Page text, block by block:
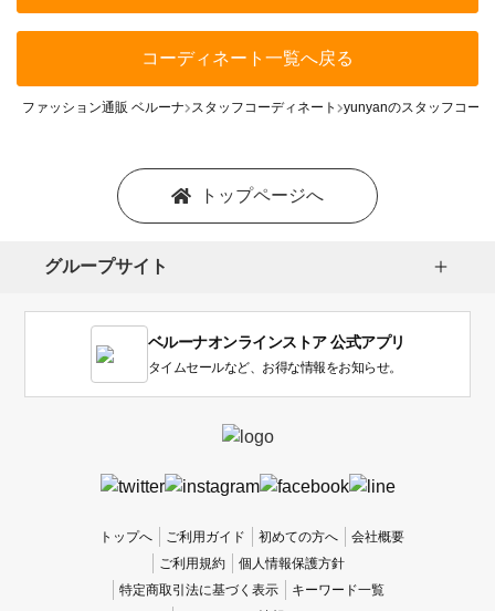
コーディネート一覧へ戻る
ファッション通販 ベルーナ スタッフコーディネート yunyanのスタッフコー
トップページへ
グループサイト
ベルーナオンラインストア 公式アプリ
タイムセールなど、お得な情報をお知らせ。
トップへ ご利用ガイド 初めての方へ
会社概要
ご利用規約
個人情報保護方針
特定商取引法に基づく表示
キーワード一覧